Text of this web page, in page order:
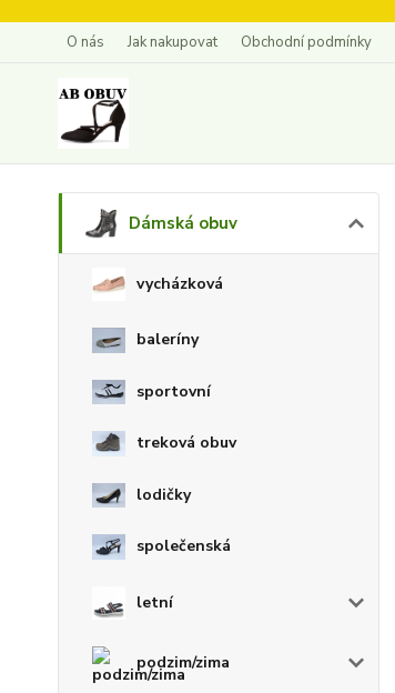
O nás Jak nakupovat Obchodní podmínky
Dámská obuv
vycházková
baleríny
sportovní
treková obuv
lodičky
společenská
letní
podzim/zima